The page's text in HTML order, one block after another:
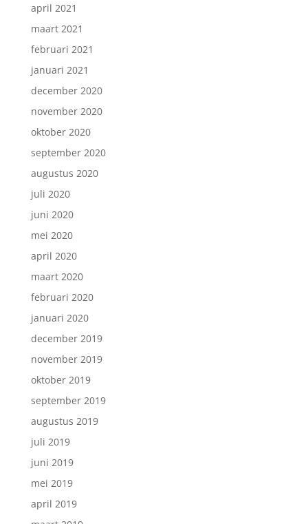
april 2021
maart 2021
februari 2021
januari 2021
december 2020
november 2020
oktober 2020
september 2020
augustus 2020
juli 2020
juni 2020
mei 2020
april 2020
maart 2020
februari 2020
januari 2020
december 2019
november 2019
oktober 2019
september 2019
augustus 2019
juli 2019
juni 2019
mei 2019
april 2019